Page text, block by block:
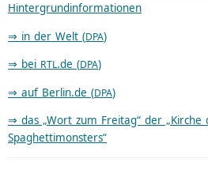
Hintergrundinformationen
⇒ in der Welt (DPA)
⇒ bei RTL.de (DPA)
⇒ auf Berlin.de (DPA)
⇒ das „Wort zum Frei­tag“ der „Kirche
Spaghettimonsters“